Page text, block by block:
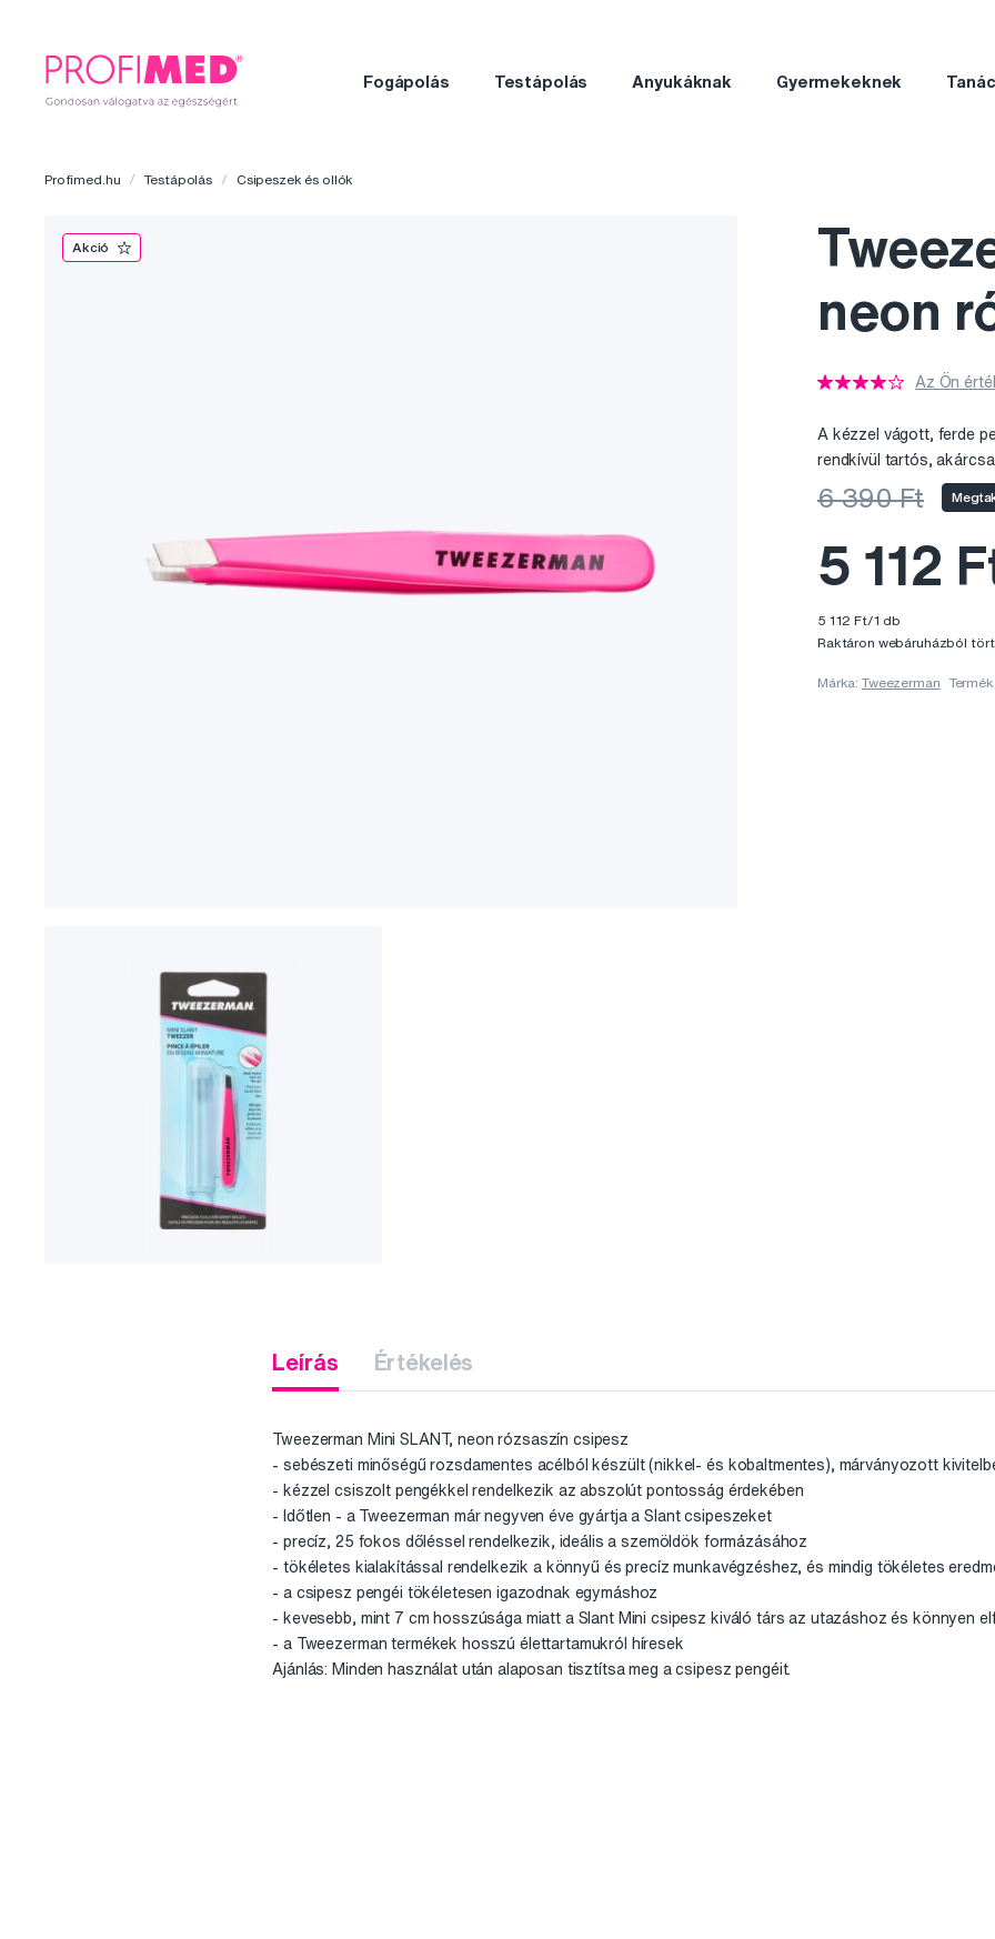
Fogápolás Testápolás Anyukáknak Gyermekeknek
Profimed.hu Testápolás Csipeszek és ollók
Akció
neon
Az Ön
A kézzel vágott, ferde
rendkívül tartós,
6 390 Ft
5 112
5 112 Ft/1 db
Raktáron webáruházból
Márka:Tweezerman
Leírás Értékelés
Tweezerman Mini SLANT, neon rózsaszín csipesz
- sebészeti minőségű rozsdamentes acélból készült (nikkel- és kobaltmentes), márványozott
- kézzel csiszolt pengékkel rendelkezik az abszolút pontosság érdekében
- Időtlen - a Tweezerman már negyven éve gyártja a Slant csipeszeket
- precíz, 25 fokos dőléssel rendelkezik, ideális a szemöldök formázásához
- tökéletes kialakítással rendelkezik a könnyű és precíz munkavégzéshez, és mindig tökéletes
- a csipesz pengéi tökéletesen igazodnak egymáshoz
- kevesebb, mint 7 cm hosszúsága miatt a Slant Mini csipesz kiváló társ az utazáshoz és könnyen
- a Tweezerman termékek hosszú élettartamukról híresek
Ajánlás: Minden használat után alaposan tisztítsa meg a csipesz pengéit.